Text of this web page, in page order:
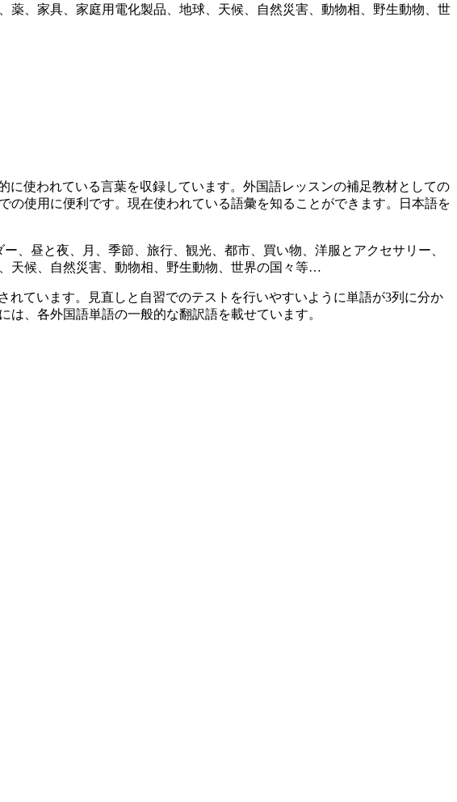
、家具、家庭用電化製品、地球、天候、自然災害、動物相、野生動物、世
使われている言葉を収録しています。外国語レッスンの補足教材としての
使用に便利です。現在使われている語彙を知ることができます。日本語を
、昼と夜、月、季節、旅行、観光、都市、買い物、洋服とアクセサリー、
天候、自然災害、動物相、野生動物、世界の国々等…
ています。見直しと自習でのテストを行いやすいように単語が3列に分か
、各外国語単語の一般的な翻訳語を載せています。